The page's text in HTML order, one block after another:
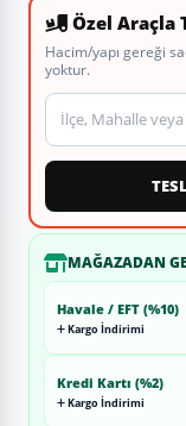
Özel Araçla
Hacim/yapı gereği
yoktur.
Teslimat veya
MAĞAZADAN
Havale / EFT (%10)
Kargo İndirimi
Kredi Kartı (%2)
Kargo İndirimi